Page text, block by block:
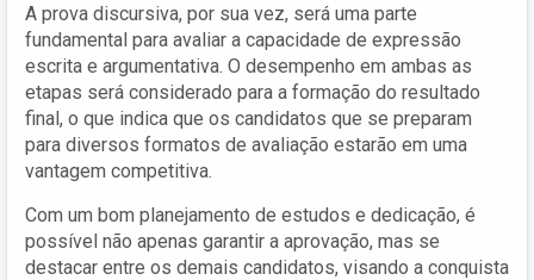
A prova discursiva, por sua vez, será uma parte
fundamental para avaliar a capacidade de expressão
escrita e argumentativa. O desempenho em ambas as
etapas será considerado para a formação do resultado
final, o que indica que os candidatos que se preparam
para diversos formatos de avaliação estarão em uma
vantagem competitiva.
Com um bom planejamento de estudos e dedicação, é
possível não apenas garantir a aprovação, mas se
destacar entre os demais candidatos, visando a conquista